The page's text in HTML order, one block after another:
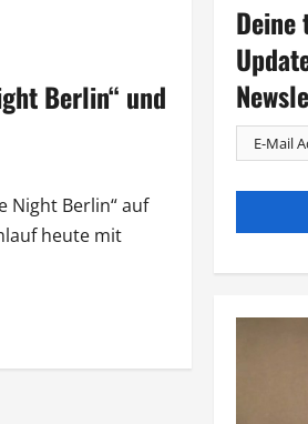
Berlin“ und
Night Berlin“ auf
heute mit